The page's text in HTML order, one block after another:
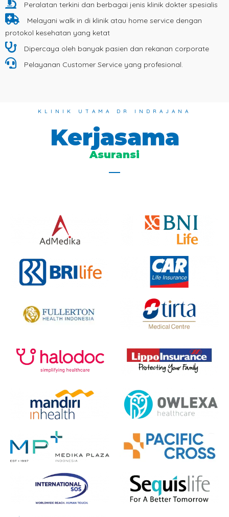
Peralatan terkini dan berbagai jenis klinik dokter spesialis
Melayani walk in di klinik atau home service dengan
protokol kesehatan yang ketat
Dipercaya oleh banyak pasien dan rekanan corporate
Pelayanan Customer Service yang profesional.
KLINIK UTAMA DR INDRAJANA
Kerjasama
Asuransi